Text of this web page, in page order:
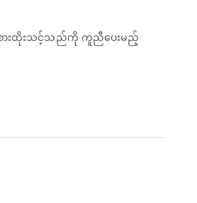
ားထိုးသင့်သည်ကို ကူညီပေးမည့်